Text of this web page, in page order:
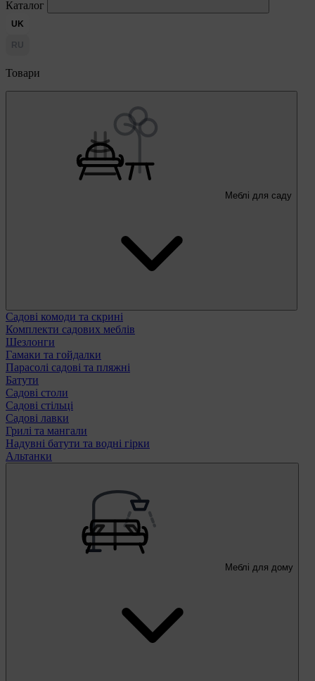
Каталог
UK
RU
Товари
Меблі для саду
Садові комоди та скрині
Комплекти садових меблів
Шезлонги
Гамаки та гойдалки
Парасолі садові та пляжні
Батути
Садові столи
Садові стільці
Садові лавки
Грилі та мангали
Надувні батути та водні гірки
Альтанки
Меблі для дому